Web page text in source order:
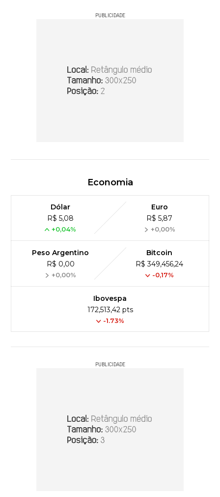
PUBLICIDADE
Economia
Dólar
R$ 5,08
+0,04%
Euro
R$ 5,87
+0,00%
Peso Argentino
R$ 0,00
+0,00%
Bitcoin
R$ 349,456,24
-0,17%
Ibovespa
172,513,42 pts
-1.73%
PUBLICIDADE